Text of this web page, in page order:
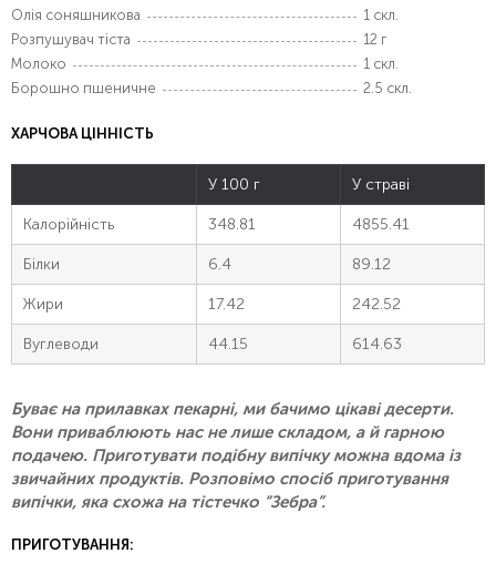
Олія соняшникова
1 скл.
Розпушувач тіста
12 г
Молоко
1 скл.
Борошно пшеничне
2.5 скл.
ХАРЧОВА ЦІННІСТЬ
У 100 г У страві
Калорійність 348.81 4855.41
Білки 6.4 89.12
Жири 17.42 242.52
Вуглеводи 44.15 614.63
Буває на прилавках пекарні, ми бачимо цікаві десерти.
Вони приваблюють нас не лише складом, а й гарною
подачею. Приготувати подібну випічку можна вдома із
звичайних продуктів. Розповімо спосіб приготування
випічки, яка схожа на тістечко “Зебра”.
ПРИГОТУВАННЯ: